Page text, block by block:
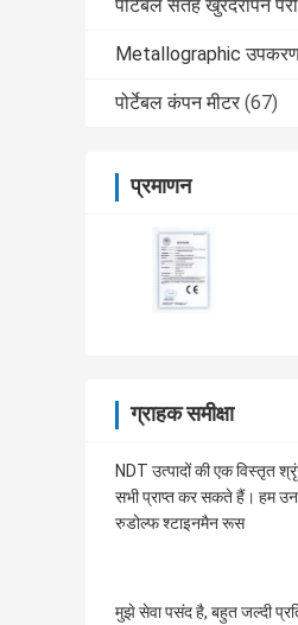
पोर्टेबल सतह खुरदरापन
Metallographic
पोर्टेबल कंपन मीटर (67)
प्रमाणन
ग्राहक समीक्षा
NDT उत्पादों की एक विस्तृत
सभी प्राप्त कर सकते हैं। हम
रुडोल्फ श्टाइनमैन रूस
मुझे सेवा पसंद है, बहुत जल्दी